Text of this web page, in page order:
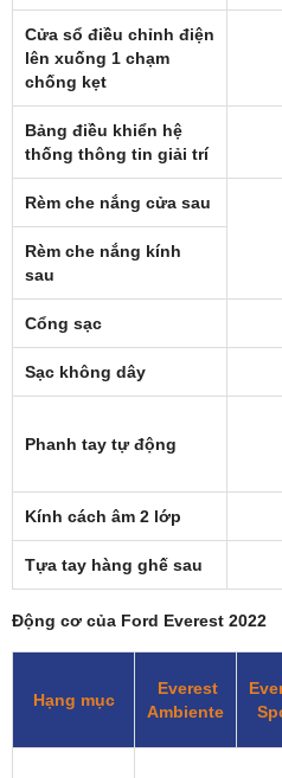
Cửa sổ điều chỉnh điện
lên xuống 1 chạm
chống kẹt
Bảng điều khiển hệ
thống thông tin giải trí
Rèm che nắng cửa sau
Rèm che nắng kính
sau
Cổng sạc
Sạc không dây
Phanh tay tự động
Kính cách âm 2 lớp
Tựa tay hàng ghế sau
Động cơ của Ford Everest 2022
Hạng mục
Everest
Ambiente